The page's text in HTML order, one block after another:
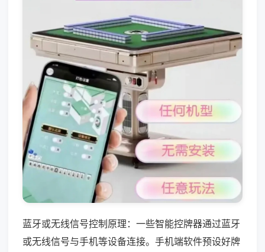
蓝牙或无线信号控制原理：一些智能控牌器通过蓝牙
或无线信号与手机等设备连接。手机端软件预设好牌